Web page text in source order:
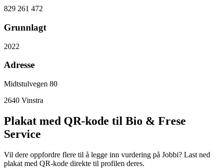
829 261 472
Grunnlagt
2022
Adresse
Midtstulvegen 80
2640 Vinstra
Plakat med QR-kode til Bio & Frese
Service
Vil dere oppfordre flere til å legge inn vurdering på Jobbi? Last ned
plakat med QR-kode direkte til profilen deres.